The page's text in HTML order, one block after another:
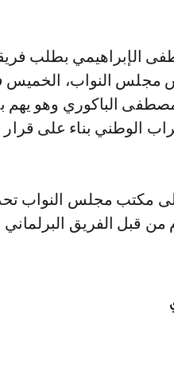
الإبراهيمي بطلب
الباكوري وهو
الوطني بناء على
مكتب مجلس النواب
قبل الفريق البرلماني